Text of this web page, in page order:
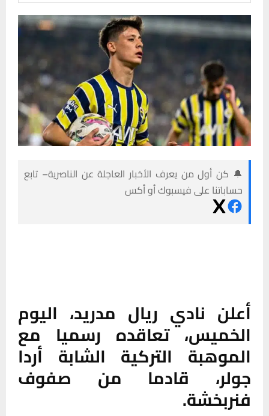
🔔 كن أول من يعرف الأخبار العاجلة عن الناصرية– تابع
حساباتنا على فيسبوك أو أكس
أعلن نادي ريال مدريد، اليوم
الخميس، تعاقده رسميا مع
الموهبة التركية الشابة أردا
جولر، قادما من صفوف
فنربخشة.